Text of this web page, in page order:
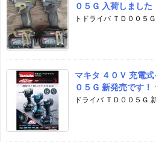
０５Ｇ 入荷しました
トドライバ ＴＤ００５
マキタ ４０Ｖ 充電
０５Ｇ 新発売です！
ドライバ ＴＤ００５Ｇ